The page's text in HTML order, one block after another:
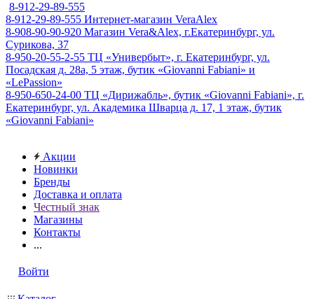
8-912-29-89-555
8-912-29-89-555 Интернет-магазин VeraAlex
8-908-90-90-920 Магазин Vera&Alex, г.Екатеринбург, ул.
Сурикова, 37
8-950-20-55-2-55 ТЦ «Универбыт», г. Екатеринбург, ул.
Посадская д. 28а, 5 этаж, бутик «Giovanni Fabiani» и
«LePassion»
8-950-650-24-00 ТЦ «Дирижабль», бутик «Giovanni Fabiani», г.
Екатеринбург, ул. Академика Шварца д. 17, 1 этаж, бутик
«Giovanni Fabiani»
Акции
Новинки
Бренды
Доставка и оплата
Честный знак
Магазины
Контакты
...
Войти